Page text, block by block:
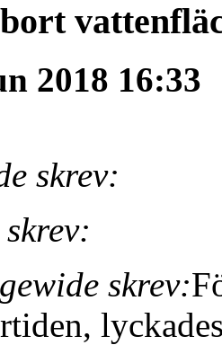
2018 16:33
skrev:
skrev: